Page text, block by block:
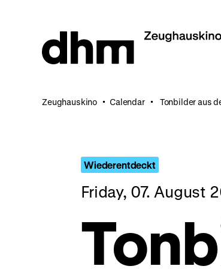
Zeughauskino Calendar Tonbilder aus
Wiederentdeckt
Friday, 07. August